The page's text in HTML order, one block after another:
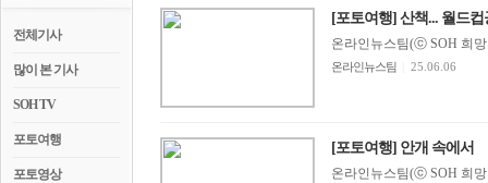
전체기사
많이 본 기사
SOH TV
포토여행
포토영상
[포토여행] 산책... 월드
온라인뉴스팀(ⓒ SOH 희망
온라인뉴스팀 25.06.06
[포토여행] 안개 속에서
온라인뉴스팀(ⓒ SOH 희망